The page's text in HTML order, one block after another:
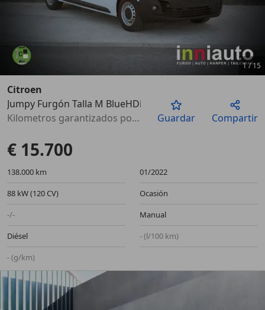
Anterior
1/15
Citroen
Jumpy Furgón Talla M BlueHDi 120 S&S 6v
Kilometros garantizados por escrito
Guardar Compartir
€ 15.700
138.000 km
01/2022
88 kW (120 CV)
Ocasión
-/-
Manual
Diésel
- (l/100 km)
- (g/km)